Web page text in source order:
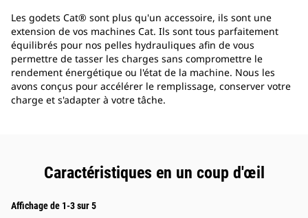
Les godets Cat® sont plus qu'un accessoire, ils sont une
extension de vos machines Cat. Ils sont tous parfaitement
équilibrés pour nos pelles hydrauliques afin de vous
permettre de tasser les charges sans compromettre le
rendement énergétique ou l'état de la machine. Nous les
avons conçus pour accélérer le remplissage, conserver votre
charge et s'adapter à votre tâche.
Caractéristiques en un coup d'œil
Affichage de 1-3 sur 5